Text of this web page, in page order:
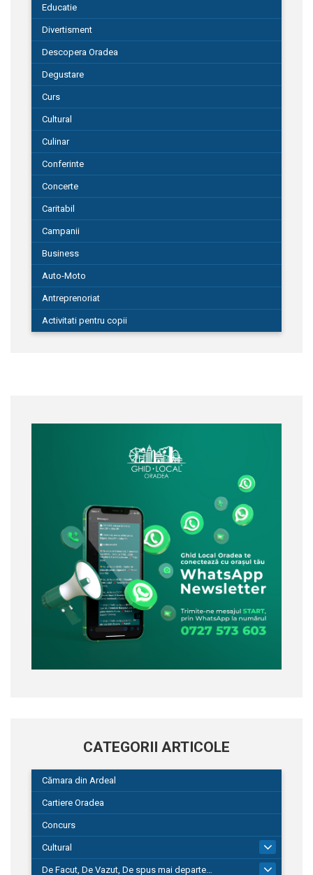
Educatie
Divertisment
Descopera Oradea
Degustare
Curs
Cultural
Culinar
Conferinte
Concerte
Caritabil
Campanii
Business
Auto-Moto
Antreprenoriat
Activitati pentru copii
CATEGORII ARTICOLE
Cămara din Ardeal
Cartiere Oradea
Concurs
Cultural
De Facut, De Vazut, De spus mai departe…
580